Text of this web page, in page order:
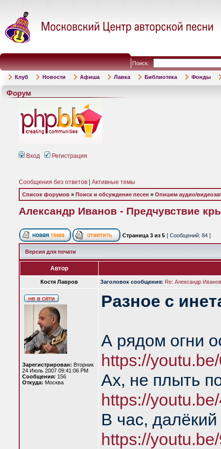
Поиск:
Клуб Новости Афиша Лавка Библиотека Фонды
Форум
Вход Регистрация
Сообщения без ответов Активные темы
Список форумов » Поиск и обсуждение песен » Опишем аудио/
Александр Иванов - Предчувствие
Страница 3 из 5 [ Сообщений: 84 ]
Версия для печати
Автор
Костя Лавров Заголовок сообщения: Re: Александр
Зарегистрирован: Вторник
24 Июль 2007 09:41:06 PM
Сообщения: 156
Откуда: Москва
Разное с
А рядом огни
https://
Ах, не плыть
https://
В час, далёкий
https://